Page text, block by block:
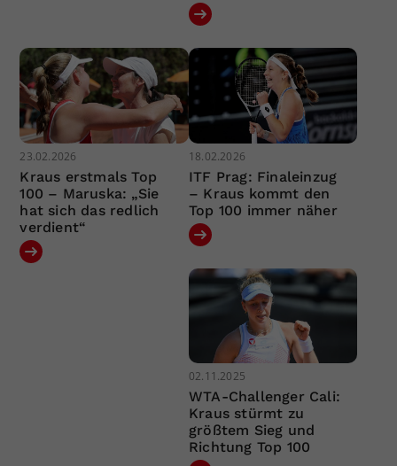
23.02.2026
Kraus erstmals Top
100 – Maruska: „Sie
hat sich das redlich
verdient“
18.02.2026
ITF Prag: Finaleinzug
– Kraus kommt den
Top 100 immer näher
02.11.2025
WTA-Challenger Cali:
Kraus stürmt zu
größtem Sieg und
Richtung Top 100